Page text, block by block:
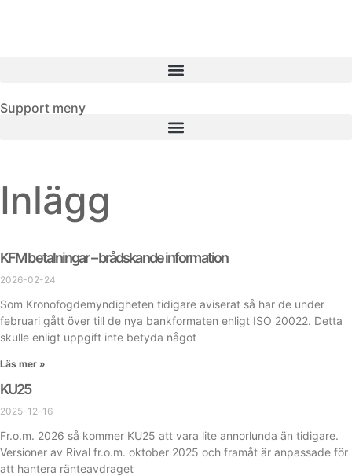
Support meny
Inlägg
KFM betalningar – brådskande information
2026-02-24
Som Kronofogdemyndigheten tidigare aviserat så har de under
februari gått över till de nya bankformaten enligt ISO 20022. Detta
skulle enligt uppgift inte betyda något
Läs mer »
KU25
2025-12-16
Fr.o.m. 2026 så kommer KU25 att vara lite annorlunda än tidigare.
Versioner av Rival fr.o.m. oktober 2025 och framåt är anpassade för
att hantera ränteavdraget